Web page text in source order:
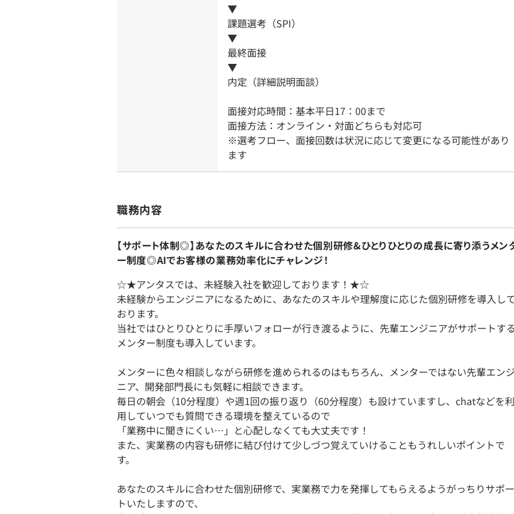
▼
課題選考（SPI）
▼
最終面接
▼
内定（詳細説明面談）
面接対応時間：基本平日17：00まで
面接方法：オンライン・対面どちらも対応可
※選考フロー、面接回数は状況に応じて変更になる可能性があり
ます
職務内容
【サポート体制◎】あなたのスキルに合わせた個別研修&ひとりひとりの成長に寄り添うメン
ー制度◎AIでお客様の業務効率化にチャレンジ！
☆★アンタスでは、未経験入社を歓迎しております！★☆
未経験からエンジニアになるために、あなたのスキルや理解度に応じた個別研修を導入して
おります。
当社ではひとりひとりに手厚いフォローが行き渡るように、先輩エンジニアがサポートする
メンター制度も導入しています。
メンターに色々相談しながら研修を進められるのはもちろん、メンターではない先輩エンジ
ニア、開発部門長にも気軽に相談できます。
毎日の朝会（10分程度）や週1回の振り返り（60分程度）も設けていますし、chatなどを利
用していつでも質問できる環境を整えているので
「業務中に聞きにくい…」と心配しなくても大丈夫です！
また、実業務の内容も研修に結び付けて少しづつ覚えていけることもうれしいポイントで
す。
あなたのスキルに合わせた個別研修で、実業務で力を発揮してもらえるようがっちりサポー
トいたしますので、